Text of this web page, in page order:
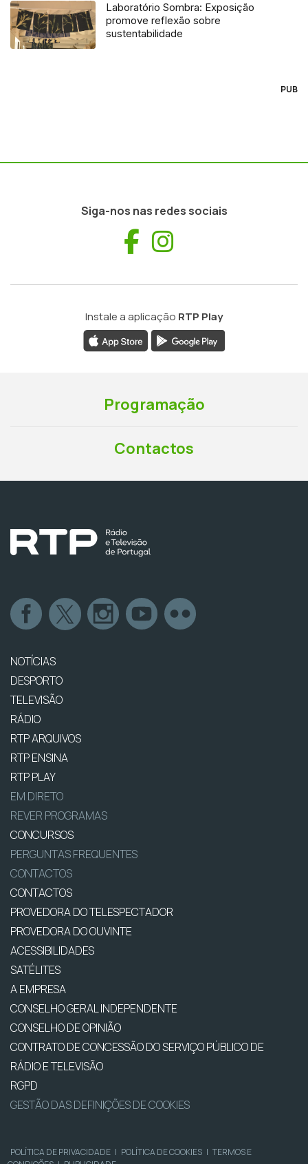
Laboratório Sombra: Exposição
promove reflexão sobre
sustentabilidade
PUB
Siga-nos nas redes sociais
Facebook
Instale a aplicação RTP Play
Programação
Contactos
NOTÍCIAS
DESPORTO
TELEVISÃO
RÁDIO
RTP ARQUIVOS
RTP ENSINA
RTP PLAY
EM DIRETO
REVER PROGRAMAS
CONCURSOS
PERGUNTAS FREQUENTES
CONTACTOS
CONTACTOS
PROVEDORA DO TELESPECTADOR
PROVEDORA DO OUVINTE
ACESSIBILIDADES
SATÉLITES
A EMPRESA
CONSELHO GERAL INDEPENDENTE
CONSELHO DE OPINIÃO
CONTRATO DE CONCESSÃO DO SERVIÇO PÚBLICO DE
RÁDIO E TELEVISÃO
RGPD
GESTÃO DAS DEFINIÇÕES DE COOKIES
POLÍTICA DE PRIVACIDADE | POLÍTICA DE COOKIES | TERMOS E